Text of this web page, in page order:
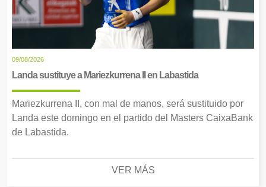
09/08/2026
Landa sustituye a Mariezkurrena II en Labastida
Mariezkurrena II, con mal de manos, será sustituido por
Landa este domingo en el partido del Masters CaixaBank
de Labastida.
VER MÁS